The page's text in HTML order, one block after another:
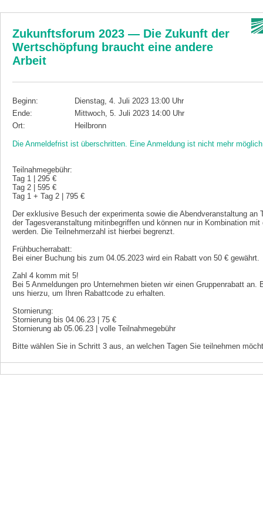
Zukunftsforum 2023 — Die Zukunft der
Wertschöpfung braucht eine andere
Arbeit
Beginn:
Dienstag, 4. Juli 2023 13:00 Uhr
Ende:
Mittwoch, 5. Juli 2023 14:00 Uhr
Ort:
Heilbronn
Die Anmeldefrist ist überschritten. Eine Anmeldung ist nicht mehr
Teilnahmegebühr:
Tag 1 | 295 €
Tag 2 | 595 €
Tag 1 + Tag 2 | 795 €
Der exklusive Besuch der experimenta sowie die Abendveranstaltung an
der Tagesveranstaltung mitinbegriffen und können nur in Kombination mit
werden. Die Teilnehmerzahl ist hierbei begrenzt.
Frühbucherrabatt:
Bei einer Buchung bis zum 04.05.2023 wird ein Rabatt von 50 € gewährt.
Zahl 4 komm mit 5!
Bei 5 Anmeldungen pro Unternehmen bieten wir einen Gruppenrabatt an.
uns hierzu, um Ihren Rabattcode zu erhalten.
Stornierung:
Stornierung bis 04.06.23 | 75 €
Stornierung ab 05.06.23 | volle Teilnahmegebühr
Bitte wählen Sie in Schritt 3 aus, an welchen Tagen Sie teilnehmen